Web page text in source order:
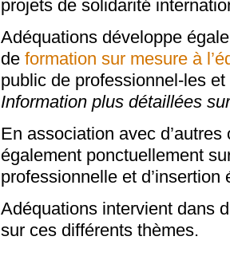
projets de solidarité
Adéquations développe
de formation sur mesure à
public de professionnel-les
Information plus détaillées
En association avec
également ponctuellement
professionnelle et d’insertion
Adéquations intervient dans
sur ces différents thèmes.